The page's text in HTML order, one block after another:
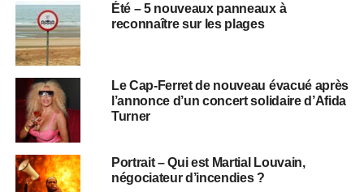
Été – 5 nouveaux panneaux à
reconnaître sur les plages
Le Cap-Ferret de nouveau évacué après
l’annonce d’un concert solidaire d’Afida
Turner
Portrait – Qui est Martial Louvain,
négociateur d’incendies ?